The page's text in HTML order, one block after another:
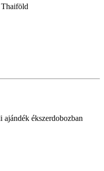
Thaiföld
ékszerdobozban